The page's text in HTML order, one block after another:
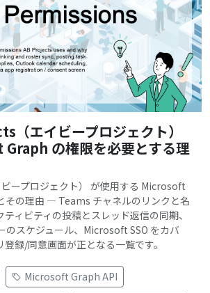
（エイビープロジェクト）
の権限を必要とする理
ープロジェクト） が使用する Microsoft
その理由 — Teams チャネルのリンクと名
ィビティの投稿とスレッド返信の同期、
スケジュール、Microsoft SSO をカバ
録/同意画面が正となる一覧です。
Microsoft Graph API